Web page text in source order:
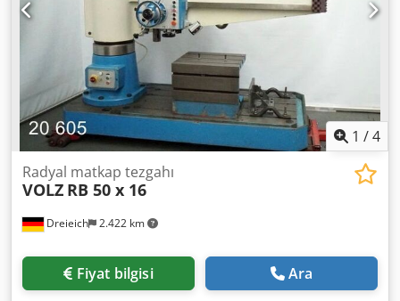
1 /4
Dreieich 2.422 km
Radyal matkap tezgahı
VOLZ RB 50 x 16
Fiyat bilgisi Ara